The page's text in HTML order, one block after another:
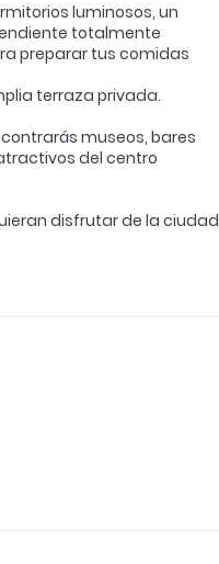
luminosos, un
totalmente
preparar tus comidas
terraza privada.
museos, bares
del centro
disfrutar de la ciudad